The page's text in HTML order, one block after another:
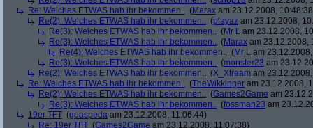
Re: Welches ETWAS hab ihr bekommen.. (Marax am 23.12.2008,
Re(2): Welches ETWAS hab ihr bekommen.. (playaz am 23.12.2008,
Re(3): Welches ETWAS hab ihr bekommen.. (Mr L am 23.12.2008,
Re(3): Welches ETWAS hab ihr bekommen.. (Marax am 23.12.2008,
Re(4): Welches ETWAS hab ihr bekommen.. (Mr L am
Re(3): Welches ETWAS hab ihr bekommen.. (monster23 am
Re(2): Welches ETWAS hab ihr bekommen.. (X_Xtream am
Re: Welches ETWAS hab ihr bekommen.. (TheWikkinger am 23.12.2008,
Re(2): Welches ETWAS hab ihr bekommen.. (Games2Game am
Re(3): Welches ETWAS hab ihr bekommen.. (fossman23 am
19er TFT (goaspeda am 23.12.2008, 11:06:44)
Re: 19er TFT (Games2Game am 23.12.2008, 11:07:38)